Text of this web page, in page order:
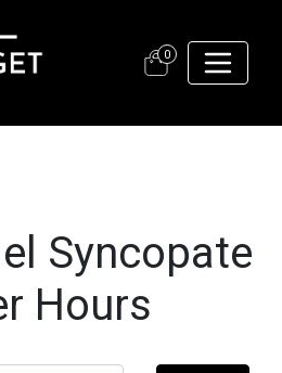
0
Syncopate
Hours